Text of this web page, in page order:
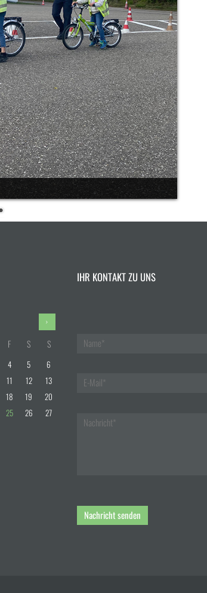
F S S
4 5
6
11 12
13
18 19
20
25 26
27
IHR KONTAKT ZU UNS